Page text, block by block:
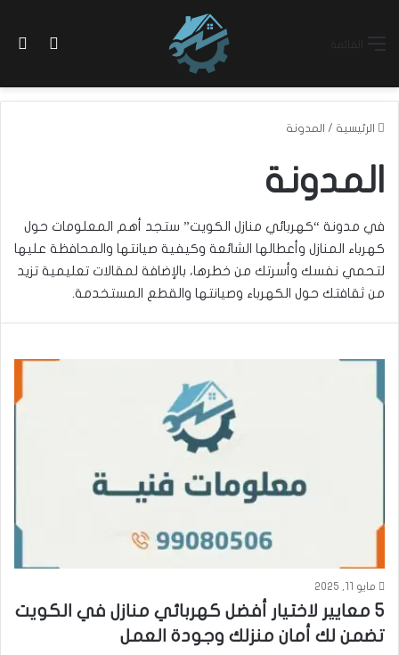
الوضع
الرئيسية / المدونة
المدونة
في مدونة “كهربائي منازل الكويت” ستجد أهم المعلومات حول
كهرباء المنازل وأعطالها الشائعة وكيفية صيانتها والمحافظة عليها
لتحمي نفسك وأسرتك من خطرها، بالإضافة لمقالات تعليمية تزيد
من ثقافتك حول الكهرباء وصيانتها والقطع المستخدمة.
مايو 11, 2025
5 معايير لاختيار أفضل كهربائي منازل في الكويت
تضمن لك أمان منزلك وجودة العمل